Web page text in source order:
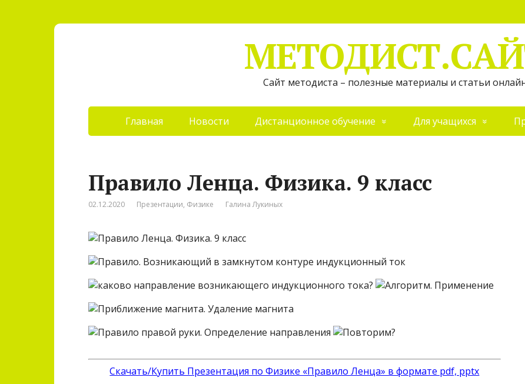
Сайт методиста – полезные материалы и статьи
Главная Новости Дистанционное обучение Для учащихся
Правило Ленца. Физика. 9 класс
02.12.2020 Презентации, Физике Галина Лукиных
Скачать/Купить Презентация по Физике «Правило Ленца» в формате pdf, pptx